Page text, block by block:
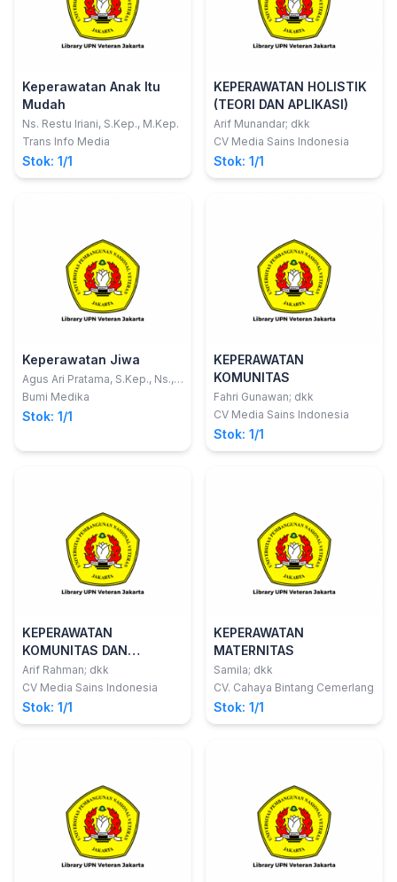
Keperawatan Anak Itu
Mudah
Ns. Restu Iriani, S.Kep., M.Kep.
Trans Info Media
Stok: 1/1
KEPERAWATAN HOLISTIK
(TEORI DAN APLIKASI)
Arif Munandar; dkk
CV Media Sains Indonesia
Stok: 1/1
Keperawatan Jiwa
Agus Ari Pratama, S.Kep., Ns.,
M.Kep.; Amalia Senja, S.Kep.,
Bumi Medika
Stok: 1/1
KEPERAWATAN
KOMUNITAS
Fahri Gunawan; dkk
CV Media Sains Indonesia
Stok: 1/1
KEPERAWATAN
KOMUNITAS DAN
KOMPLEMENTER
Arif Rahman; dkk
CV Media Sains Indonesia
Stok: 1/1
KEPERAWATAN
MATERNITAS
Samila; dkk
CV. Cahaya Bintang Cemerlang
Stok: 1/1